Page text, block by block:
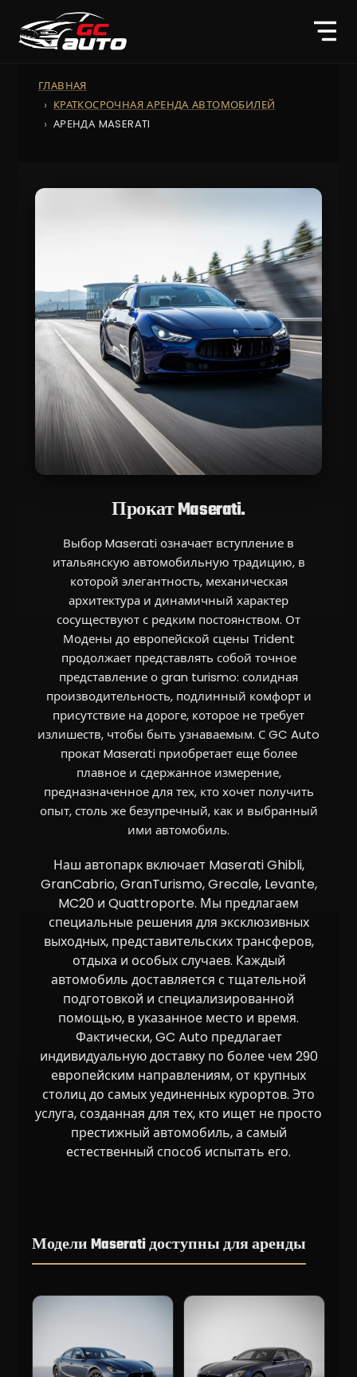
ГЛАВНАЯ
КРАТКОСРОЧНАЯ АРЕНДА АВТОМОБИЛЕЙ
АРЕНДА MASERATI
Прокат Maserati.
Выбор Maserati означает вступление в
итальянскую автомобильную традицию, в
которой элегантность, механическая
архитектура и динамичный характер
сосуществуют с редким постоянством. От
Модены до европейской сцены Trident
продолжает представлять собой точное
представление о gran turismo: солидная
производительность, подлинный комфорт и
присутствие на дороге, которое не требует
излишеств, чтобы быть узнаваемым. С GC Auto
прокат Maserati приобретает еще более
плавное и сдержанное измерение,
предназначенное для тех, кто хочет получить
опыт, столь же безупречный, как и выбранный
ими автомобиль.
Наш автопарк включает Maserati Ghibli,
GranCabrio, GranTurismo, Grecale, Levante,
MC20 и Quattroporte. Мы предлагаем
специальные решения для эксклюзивных
выходных, представительских трансферов,
отдыха и особых случаев. Каждый
автомобиль доставляется с тщательной
подготовкой и специализированной
помощью, в указанное место и время.
Фактически, GC Auto предлагает
индивидуальную доставку по более чем 290
европейским направлениям, от крупных
столиц до самых уединенных курортов. Это
услуга, созданная для тех, кто ищет не просто
престижный автомобиль, а самый
естественный способ испытать его.
Модели Maserati доступны для аренды